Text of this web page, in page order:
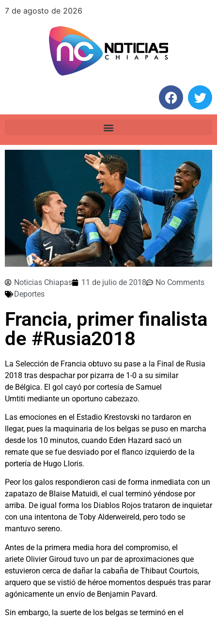
7 de agosto de 2026
Noticias Chiapas 11 de julio de 2018
No Comments
Deportes
Francia, primer finalista
de #Rusia2018
La Selección de Francia obtuvo su pase a la Final de Rusia
2018 tras despachar por pizarra de 1-0 a su similar
de Bélgica. El gol cayó por cortesía de Samuel
Umtiti mediante un oportuno cabezazo.
Las emociones en el Estadio Krestovski no tardaron en
llegar, pues la maquinaria de los belgas se puso en marcha
desde los 10 minutos, cuando Eden Hazard sacó un
remate que se fue desviado por el flanco izquierdo de la
portería de Hugo Lloris.
Peor los galos respondieron casi de forma inmediata con un
zapatazo de Blaise Matuidi, el cual terminó yéndose por
arriba. De igual forma los Diablos Rojos trataron de inquietar
con una intentona de Toby Alderweireld, pero todo se
mantuvo sereno.
Antes de la primera media hora del compromiso, el
ariete Olivier Giroud tuvo un par de aproximaciones que
estuvieron cerca de dañar la cabaña de Thibaut Courtois,
arquero que se vistió de héroe momentos después tras parar
agónicamente un envío de Benjamin Pavard.
Sin embargo, la suerte de los belgas se terminó en el